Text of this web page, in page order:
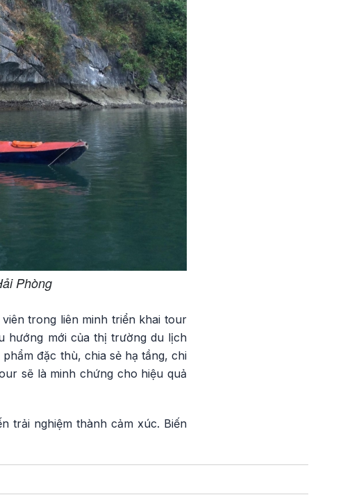
Phòng
trong liên minh triển khai tour
hướng mới của thị trường du lịch
đặc thù, chia sẻ hạ tầng, chi
sẽ là minh chứng cho hiệu quả
trải nghiệm thành cảm xúc. Biến